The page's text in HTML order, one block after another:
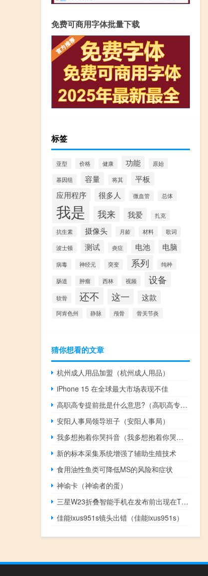
免费可商用字体批量下载
标签
亚型 价格 健康 功能 原始
基因组 容量 将其
平板
应用程序
很多人 微血管 总体
我是 我来 我爱 扎克
抗生素 摄像头 月龄 材料 歌词
波士顿 测试 炎症 电池 电脑
病毒 神经元 突变 系列 纯种
肠道 肿瘤 西林 视频 设备
软骨 还不 这一 这款
阿肯色州 静脉 颅骨 骨关节炎
猜你想看的文章
杭州成人用品加盟（杭州成人用品）
iPhone 15 在全球最大市场表现不佳
高职高专提前批是什么意思?（高职高专提前批是什么意思）
安阳人事局领导班子（安阳人事局）
我多想抱着你哭抖音（我多想抱着你哭歌词）
新的标本采集系统增强了辅助生殖技术
食用油性鱼类可降低MS的风险和症状
神谕卡（神谕者的蛋）
三星W23折叠智能手机在发布前出现在TENAA
佳能ixus951s镜头出错（佳能ixus951s）